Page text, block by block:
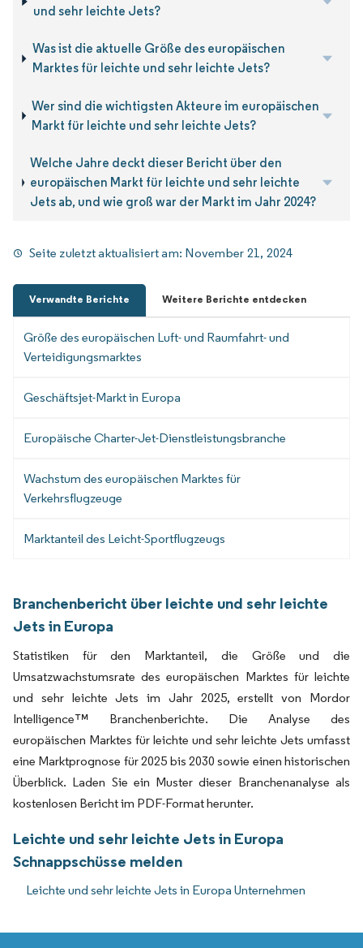
und sehr leichte Jets?
Was ist die aktuelle Größe des europäischen
Marktes für leichte und sehr leichte Jets?
Wer sind die wichtigsten Akteure im europäischen
Markt für leichte und sehr leichte Jets?
Welche Jahre deckt dieser Bericht über den
europäischen Markt für leichte und sehr leichte
Jets ab, und wie groß war der Markt im Jahr 2024?
Seite zuletzt aktualisiert am: November 21, 2024
Verwandte Berichte Weitere Berichte entdecken
Größe des europäischen Luft- und Raumfahrt- und
Verteidigungsmarktes
Geschäftsjet-Markt in Europa
Europäische Charter-Jet-Dienstleistungsbranche
Wachstum des europäischen Marktes für
Verkehrsflugzeuge
Marktanteil des Leicht-Sportflugzeugs
Branchenbericht über leichte und sehr leichte
Jets in Europa
Statistiken für den Marktanteil, die Größe und die
Umsatzwachstumsrate des europäischen Marktes für leichte
und sehr leichte Jets im Jahr 2025, erstellt von Mordor
Intelligence™ Branchenberichte. Die Analyse des
europäischen Marktes für leichte und sehr leichte Jets umfasst
eine Marktprognose für 2025 bis 2030 sowie einen historischen
Überblick. Laden Sie ein Muster dieser Branchenanalyse als
kostenlosen Bericht im PDF-Format herunter.
Leichte und sehr leichte Jets in Europa
Schnappschüsse melden
Leichte und sehr leichte Jets in Europa Unternehmen